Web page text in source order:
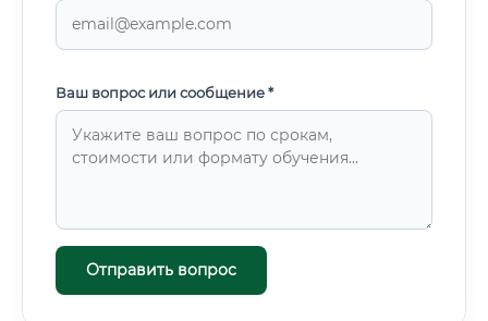
Ваш вопрос или сообщение *
Отправить вопрос